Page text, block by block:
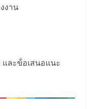
งาน
ละข้่อเสนอแนะ